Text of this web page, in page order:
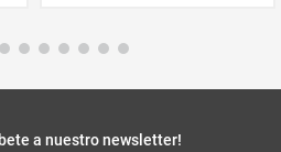
a nuestro newsletter!